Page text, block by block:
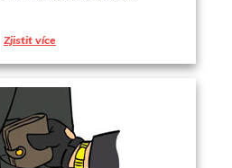
Zjistit více